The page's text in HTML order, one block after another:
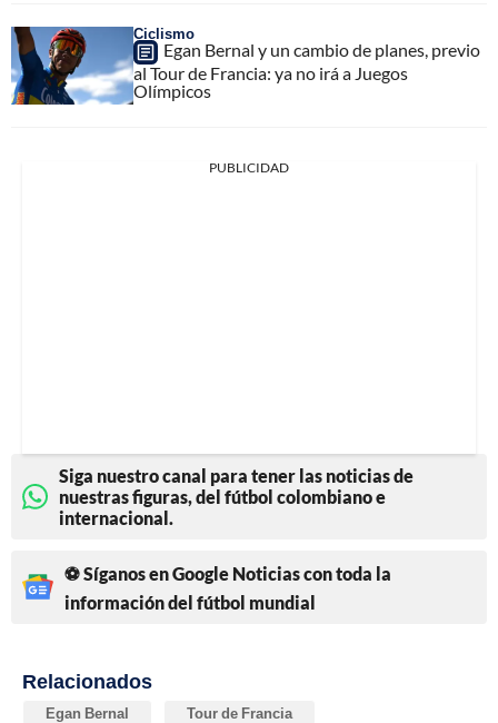
Ciclismo
Egan Bernal y un cambio de planes, previo
al Tour de Francia: ya no irá a Juegos
Olímpicos
PUBLICIDAD
Siga nuestro canal para tener las noticias de
nuestras figuras, del fútbol colombiano e
internacional.
⚽ Síganos en Google Noticias con toda la
información del fútbol mundial
Relacionados
Egan Bernal Tour de Francia